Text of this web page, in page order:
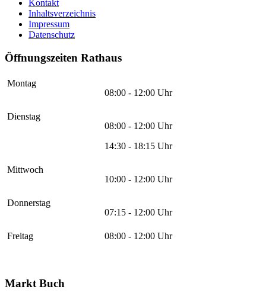
Kontakt
Inhaltsverzeichnis
Impressum
Datenschutz
Öffnungszeiten Rathaus
Montag
08:00 - 12:00 Uhr
Dienstag
08:00 - 12:00 Uhr
14:30 - 18:15 Uhr
Mittwoch
10:00 - 12:00 Uhr
Donnerstag
07:15 - 12:00 Uhr
Freitag 08:00 - 12:00 Uhr
Markt Buch